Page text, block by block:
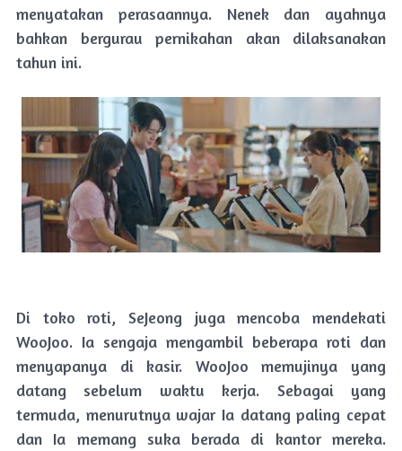
menyatakan perasaannya. Nenek dan ayahnya
bahkan bergurau pernikahan akan dilaksanakan
tahun ini.
Di toko roti, SeJeong juga mencoba mendekati
WooJoo. Ia sengaja mengambil beberapa roti dan
menyapanya di kasir. WooJoo memujinya yang
datang sebelum waktu kerja. Sebagai yang
termuda, menurutnya wajar Ia datang paling cepat
dan Ia memang suka berada di kantor mereka.